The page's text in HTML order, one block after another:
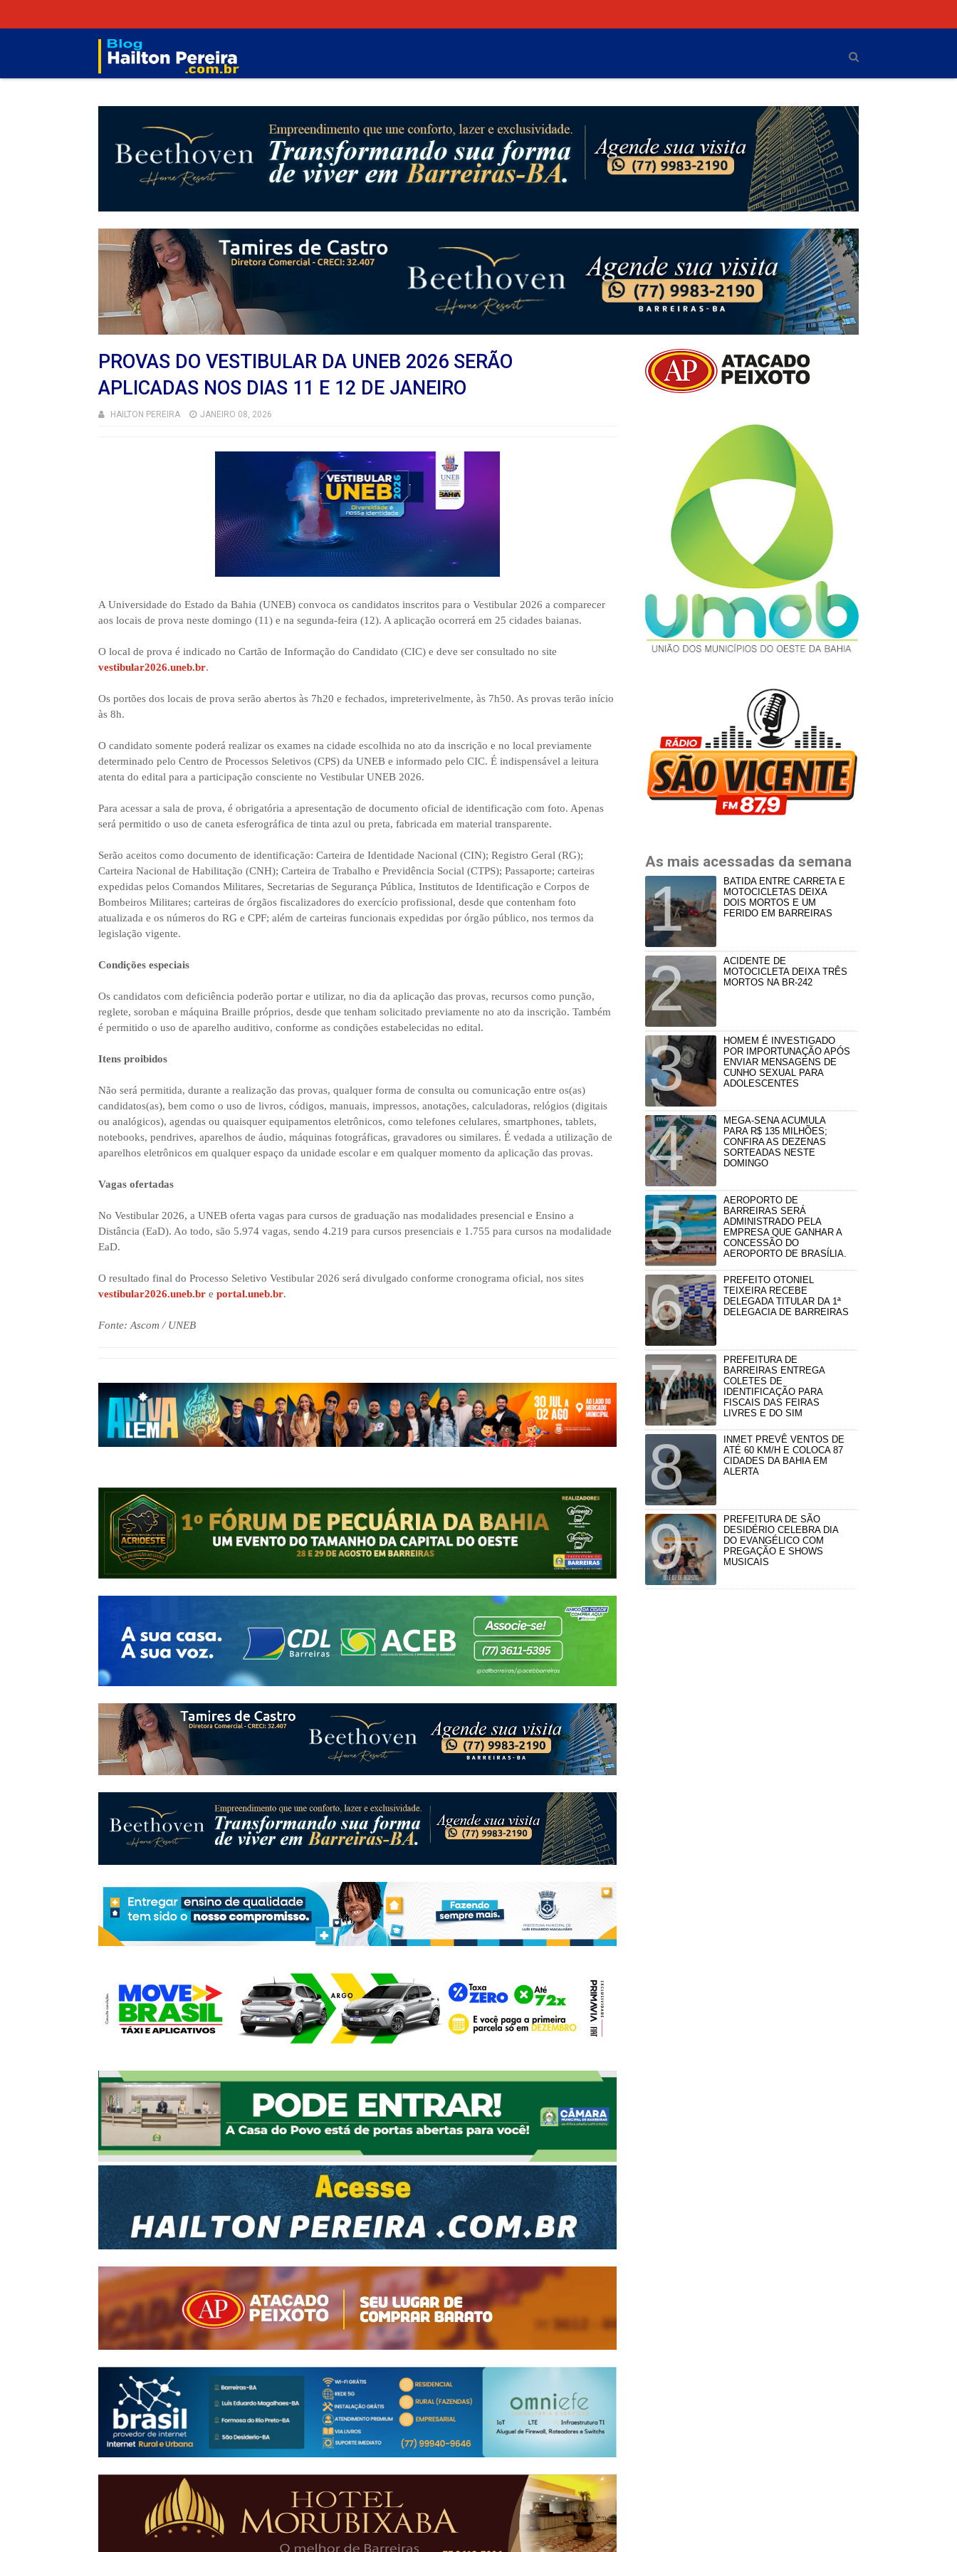
PROVAS DO VESTIBULAR DA UNEB 2026 SERÃO
APLICADAS NOS DIAS 11 E 12 DE JANEIRO
HAILTON PEREIRA JANEIRO 08, 2026
A Universidade do Estado da Bahia (UNEB) convoca os candidatos inscritos para o Vestibular 2026 a comparecer
aos locais de prova neste domingo (11) e na segunda-feira (12). A aplicação ocorrerá em 25 cidades baianas.
O local de prova é indicado no Cartão de Informação do Candidato (CIC) e deve ser consultado no site
vestibular2026.uneb.br.
Os portões dos locais de prova serão abertos às 7h20 e fechados, impreterivelmente, às 7h50. As provas terão início
às 8h.
O candidato somente poderá realizar os exames na cidade escolhida no ato da inscrição e no local previamente
determinado pelo Centro de Processos Seletivos (CPS) da UNEB e informado pelo CIC. É indispensável a leitura
atenta do edital para a participação consciente no Vestibular UNEB 2026.
Para acessar a sala de prova, é obrigatória a apresentação de documento oficial de identificação com foto. Apenas
será permitido o uso de caneta esferográfica de tinta azul ou preta, fabricada em material transparente.
Serão aceitos como documento de identificação: Carteira de Identidade Nacional (CIN); Registro Geral (RG);
Carteira Nacional de Habilitação (CNH); Carteira de Trabalho e Previdência Social (CTPS); Passaporte; carteiras
expedidas pelos Comandos Militares, Secretarias de Segurança Pública, Institutos de Identificação e Corpos de
Bombeiros Militares; carteiras de órgãos fiscalizadores do exercício profissional, desde que contenham foto
atualizada e os números do RG e CPF; além de carteiras funcionais expedidas por órgão público, nos termos da
legislação vigente.
Condições especiais
Os candidatos com deficiência poderão portar e utilizar, no dia da aplicação das provas, recursos como punção,
reglete, soroban e máquina Braille próprios, desde que tenham solicitado previamente no ato da inscrição. Também
é permitido o uso de aparelho auditivo, conforme as condições estabelecidas no edital.
Itens proibidos
Não será permitida, durante a realização das provas, qualquer forma de consulta ou comunicação entre os(as)
candidatos(as), bem como o uso de livros, códigos, manuais, impressos, anotações, calculadoras, relógios (digitais
ou analógicos), agendas ou quaisquer equipamentos eletrônicos, como telefones celulares, smartphones, tablets,
notebooks, pendrives, aparelhos de áudio, máquinas fotográficas, gravadores ou similares. É vedada a utilização de
aparelhos eletrônicos em qualquer espaço da unidade escolar e em qualquer momento da aplicação das provas.
Vagas ofertadas
No Vestibular 2026, a UNEB oferta vagas para cursos de graduação nas modalidades presencial e Ensino a
Distância (EaD). Ao todo, são 5.974 vagas, sendo 4.219 para cursos presenciais e 1.755 para cursos na modalidade
EaD.
O resultado final do Processo Seletivo Vestibular 2026 será divulgado conforme cronograma oficial, nos sites
vestibular2026.uneb.br e portal.uneb.br.
Fonte: Ascom / UNEB
As mais acessadas da semana
BATIDA ENTRE CARRETA E
MOTOCICLETAS DEIXA
DOIS MORTOS E UM
FERIDO EM BARREIRAS
ACIDENTE DE
MOTOCICLETA DEIXA TRÊS
MORTOS NA BR-242
HOMEM É INVESTIGADO
POR IMPORTUNAÇÃO APÓS
ENVIAR MENSAGENS DE
CUNHO SEXUAL PARA
ADOLESCENTES
MEGA-SENA ACUMULA
PARA R$ 135 MILHÕES;
CONFIRA AS DEZENAS
SORTEADAS NESTE
DOMINGO
AEROPORTO DE
BARREIRAS SERÁ
ADMINISTRADO PELA
EMPRESA QUE GANHAR A
CONCESSÃO DO
AEROPORTO DE BRASÍLIA.
PREFEITO OTONIEL
TEIXEIRA RECEBE
DELEGADA TITULAR DA 1ª
DELEGACIA DE BARREIRAS
PREFEITURA DE
BARREIRAS ENTREGA
COLETES DE
IDENTIFICAÇÃO PARA
FISCAIS DAS FEIRAS
LIVRES E DO SIM
INMET PREVÊ VENTOS DE
ATÉ 60 KM/H E COLOCA 87
CIDADES DA BAHIA EM
ALERTA
PREFEITURA DE SÃO
DESIDÉRIO CELEBRA DIA
DO EVANGÉLICO COM
PREGAÇÃO E SHOWS
MUSICAIS